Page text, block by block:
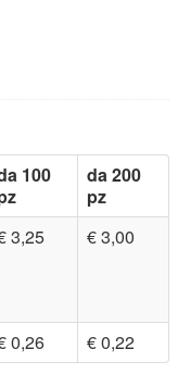
100
da 200
pz
3,25 € 3,00
0,26 € 0,22